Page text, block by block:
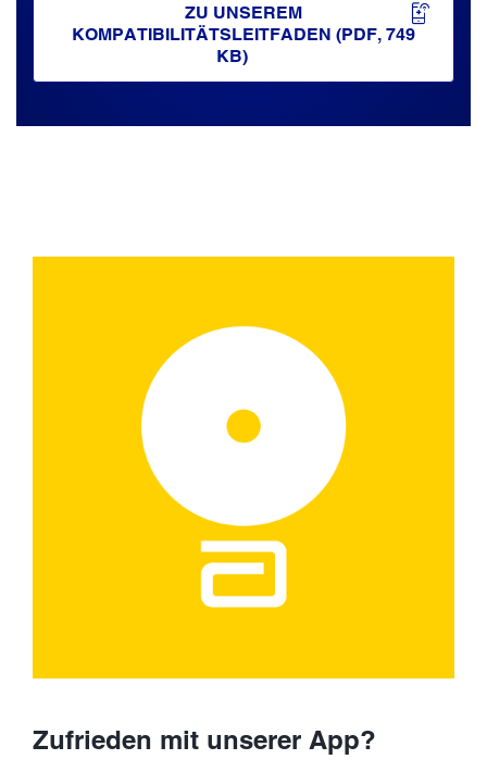
ZU UNSEREM
KOMPATIBILITÄTSLEITFADEN (PDF, 749
KB)
Zufrieden mit unserer App?